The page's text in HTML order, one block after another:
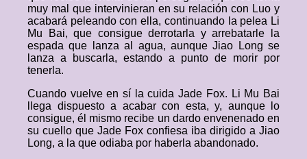
muy mal que intervinieran en su relación con Luo y
acabará peleando con ella, continuando la pelea Li
Mu Bai, que consigue derrotarla y arrebatarle la
espada que lanza al agua, aunque Jiao Long se
lanza a buscarla, estando a punto de morir por
tenerla.
Cuando vuelve en sí la cuida Jade Fox. Li Mu Bai
llega dispuesto a acabar con esta, y, aunque lo
consigue, él mismo recibe un dardo envenenado en
su cuello que Jade Fox confiesa iba dirigido a Jiao
Long, a la que odiaba por haberla abandonado.